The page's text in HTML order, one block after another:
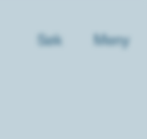
Søk Meny